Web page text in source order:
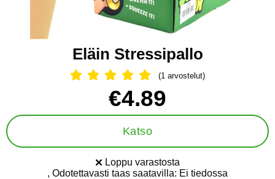
Eläin Stressipallo
Arvostelu: 5 Tähdet, Ohita kaikki
(1 arvostelut)
hinta
€4.89
Katso
Saatavuus:
Loppu varastosta
, Odotettavasti taas saatavilla: Ei tiedossa